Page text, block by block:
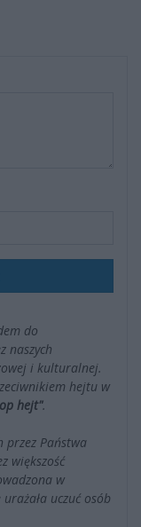
do
naszych
i kulturalnej.
hejtu w
hejt".
przez Państwa
większość
w
uczuć osób